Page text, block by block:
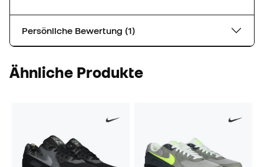
Persönliche Bewertung (1)
Ähnliche Produkte